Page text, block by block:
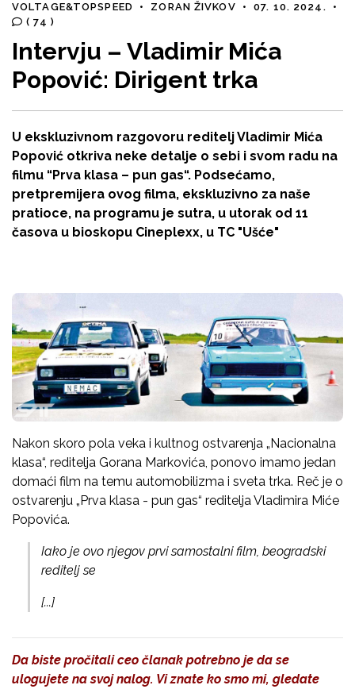
VOLTAGE&TOPSPEED • ZORAN ŽIVKOV • 07. 10. 2024.
•
( 74 )
Intervju – Vladimir Mića
Popović: Dirigent trka
U ekskluzivnom razgovoru reditelj Vladimir Mića
Popović otkriva neke detalje o sebi i svom radu na
filmu “Prva klasa – pun gas“. Podsećamo,
pretpremijera ovog filma, ekskluzivno za naše
pratioce, na programu je sutra, u utorak od 11
časova u bioskopu Cineplexx, u TC "Ušće"
Nakon skoro pola veka i kultnog ostvarenja „Nacionalna
klasa“, reditelja Gorana Markovića, ponovo imamo jedan
domaći film na temu automobilizma i sveta trka. Reč je o
ostvarenju „Prva klasa - pun gas“ reditelja Vladimira Miće
Popovića.
Iako je ovo njegov prvi samostalni film, beogradski
reditelj se
[...]
Da biste pročitali ceo članak potrebno je da se
ulogujete na svoj nalog. Vi znate ko smo mi, gledate